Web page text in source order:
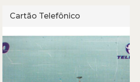
Cartão Telefônico